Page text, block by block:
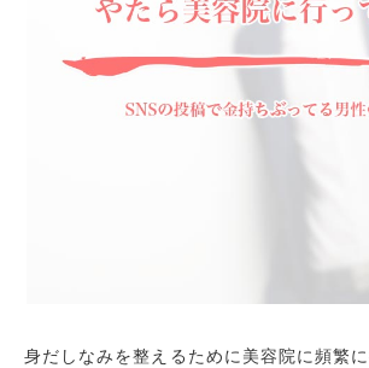
身だしなみを整えるために美容院に頻繁